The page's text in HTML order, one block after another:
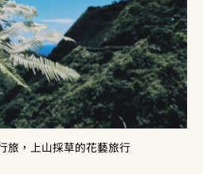
旅，上山採草的花藝旅行